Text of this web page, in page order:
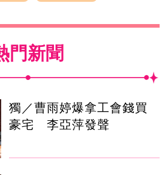
門新聞
獨／曹雨婷爆拿工會錢買
豪宅 李亞萍發聲